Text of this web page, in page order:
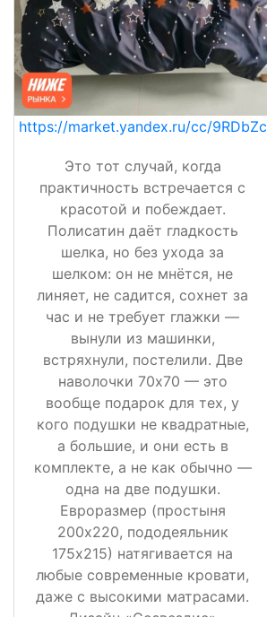
https://market.yandex.ru/cc/9RDbZc
Это тот случай, когда
практичность встречается с
красотой и побеждает.
Полисатин даёт гладкость
шелка, но без ухода за
шелком: он не мнётся, не
линяет, не садится, сохнет за
час и не требует глажки —
вынули из машинки,
встряхнули, постелили. Две
наволочки 70х70 — это
вообще подарок для тех, у
кого подушки не квадратные,
а большие, и они есть в
комплекте, а не как обычно —
одна на две подушки.
Евроразмер (простыня
200х220, пододеяльник
175х215) натягивается на
любые современные кровати,
даже с высокими матрасами.